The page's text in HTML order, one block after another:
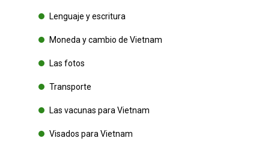
Lenguaje y escritura
Moneda y cambio de Vietnam
Las fotos
Transporte
Las vacunas para Vietnam
Visados para Vietnam